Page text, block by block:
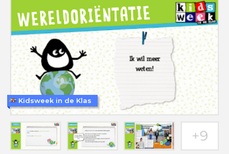
Kidsweek in de Klas